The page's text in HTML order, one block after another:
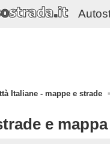
Italiane - mappe e strade
e mappa